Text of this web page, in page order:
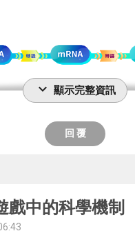
色球形)及病毒蛋白(
球形)，若檢測液含有
(不論檢測者血液的
類抗體( IgM 或 IgG
複合體繼續向右擴散
抗體(深紫色Y)，就
藍色Y)結合的抗體
張「棘蛋白」即可
的功能
蛋白質製造過程
腺嘌呤(A)、鳥嘌呤
嘧啶(U)四種核苷酸
expand_more 顯示完整資訊
回 覆
戲中的科學機制